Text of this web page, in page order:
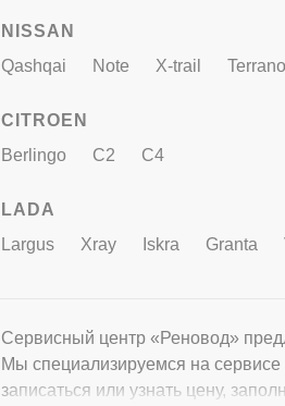
NISSAN
Qashqai
Note X-trail Terrano
CITROEN
Berlingo
C2 C4
LADA
Largus
Xray Iskra Granta
Сервисный центр «Реновод»
Мы специализируемся на
записаться или узнать цену,